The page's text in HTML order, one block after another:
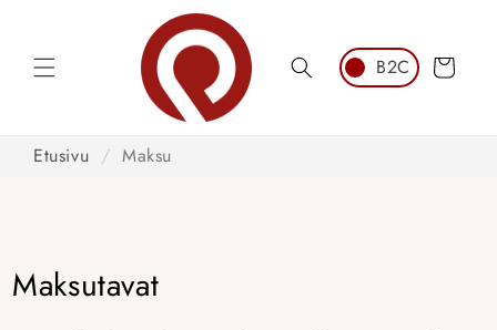
Ostoskori
Etusivu / Maksu
Maksutavat